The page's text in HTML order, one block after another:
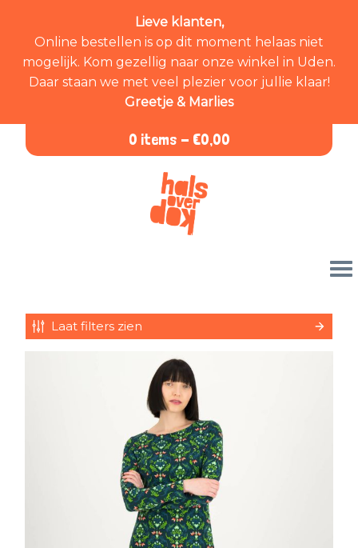
Lieve klanten,
Online bestellen is op dit moment helaas niet
mogelijk. Kom gezellig naar onze winkel in Uden.
Daar staan we met veel plezier voor jullie klaar!
Greetje & Marlies
0 items - €0,00
Laat filters zien